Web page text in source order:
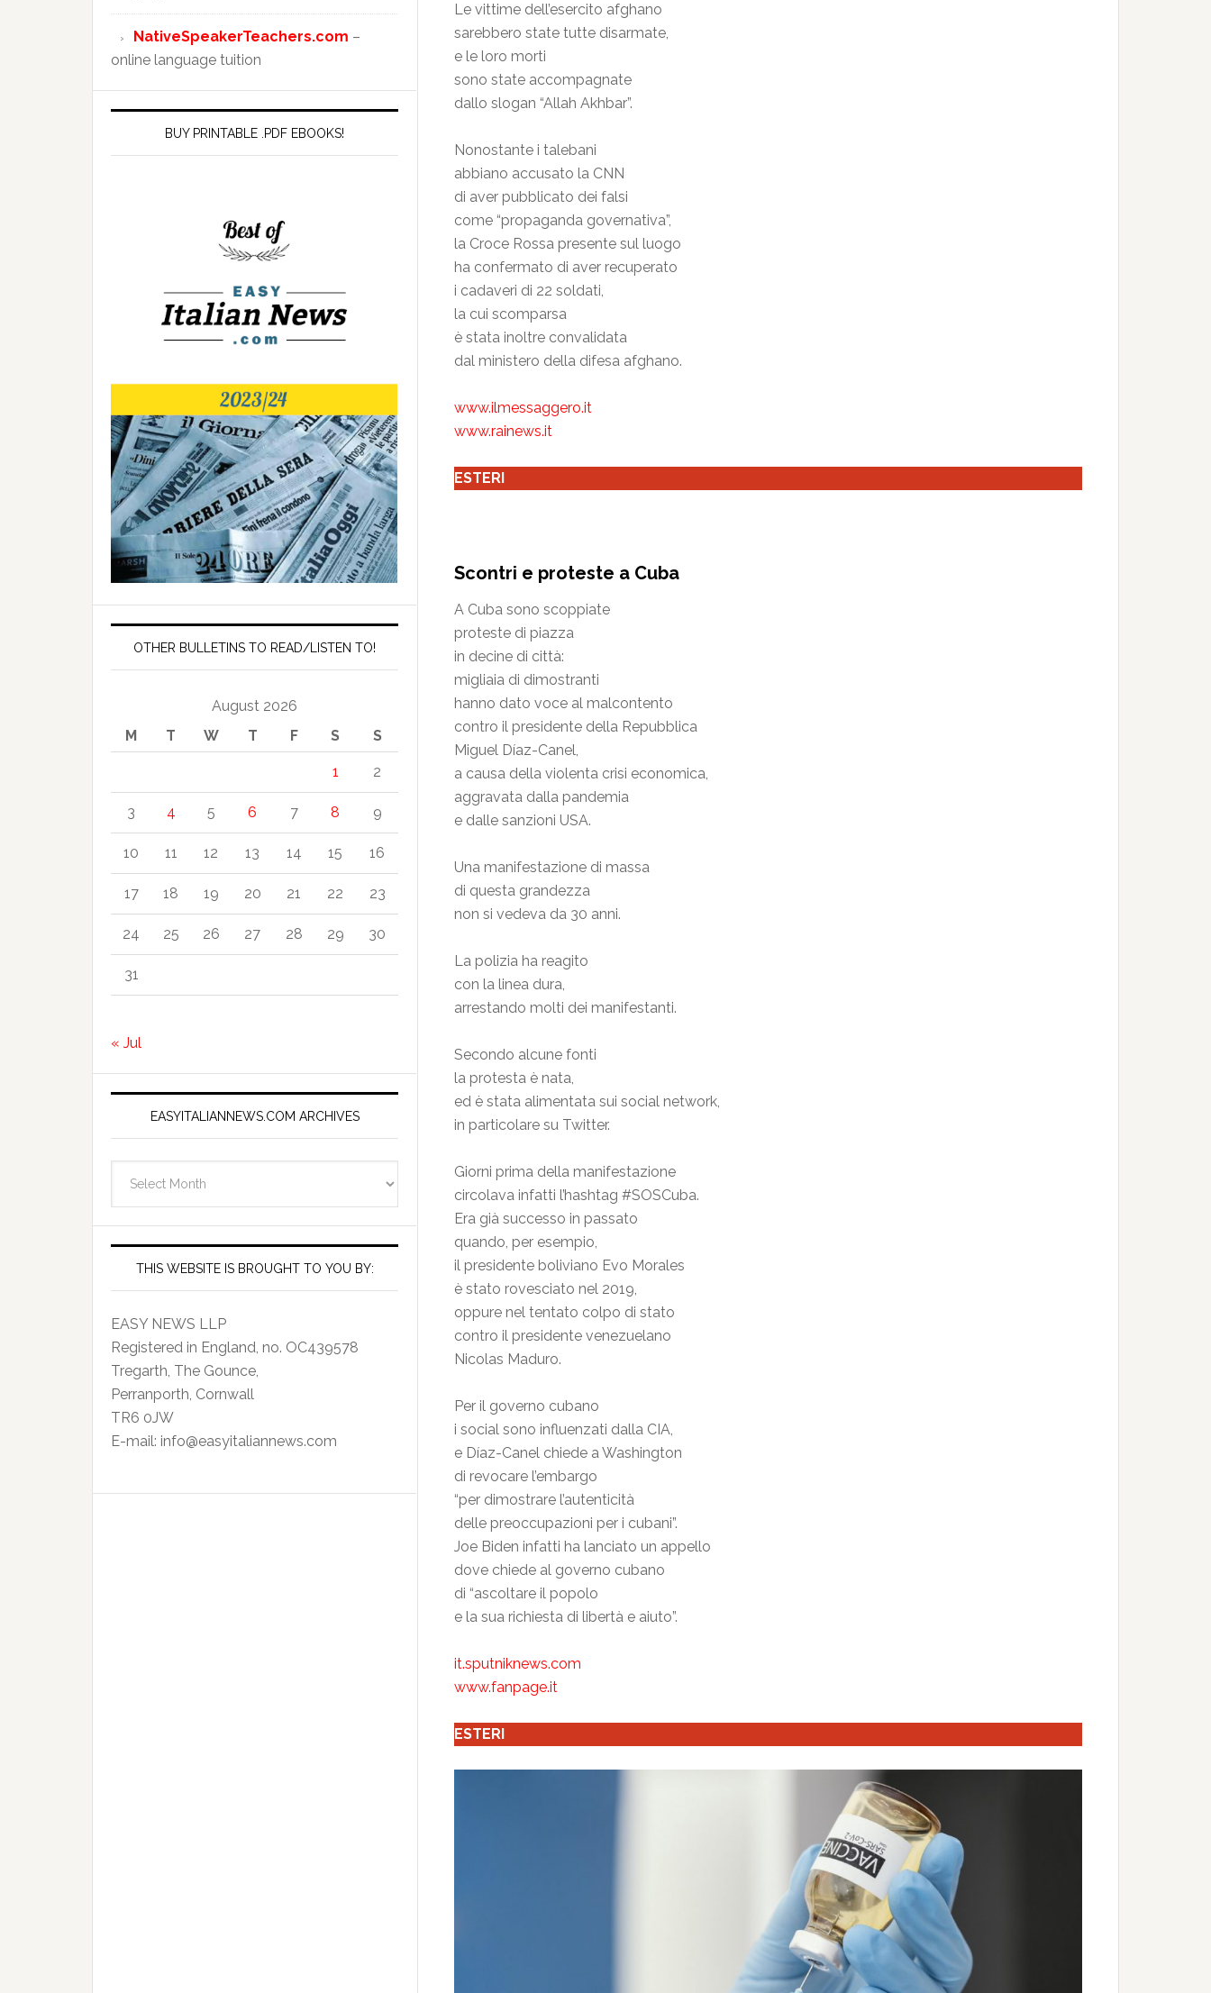
Le vittime dell’esercito afghano
sarebbero state tutte disarmate,
e le loro morti
sono state accompagnate
dallo slogan “Allah Akhbar”.
Nonostante i talebani
abbiano accusato la CNN
di aver pubblicato dei falsi
come “propaganda governativa”,
la Croce Rossa presente sul luogo
ha confermato di aver recuperato
i cadaveri di 22 soldati,
la cui scomparsa
è stata inoltre convalidata
dal ministero della difesa afghano.
www.ilmessaggero.it
www.rainews.it
ESTERI
Scontri e proteste a Cuba
A Cuba sono scoppiate
proteste di piazza
in decine di città:
migliaia di dimostranti
hanno dato voce al malcontento
contro il presidente della Repubblica
Miguel Díaz-Canel,
a causa della violenta crisi economica,
aggravata dalla pandemia
e dalle sanzioni USA.
Una manifestazione di massa
di questa grandezza
non si vedeva da 30 anni.
La polizia ha reagito
con la linea dura,
arrestando molti dei manifestanti.
Secondo alcune fonti
la protesta è nata,
ed è stata alimentata sui social network,
in particolare su Twitter.
Giorni prima della manifestazione
circolava infatti l’hashtag #SOSCuba.
Era già successo in passato
quando, per esempio,
il presidente boliviano Evo Morales
è stato rovesciato nel 2019,
oppure nel tentato colpo di stato
contro il presidente venezuelano
Nicolas Maduro.
Per il governo cubano
i social sono influenzati dalla CIA,
e Díaz-Canel chiede a Washington
di revocare l’embargo
“per dimostrare l’autenticità
delle preoccupazioni per i cubani”.
Joe Biden infatti ha lanciato un appello
dove chiede al governo cubano
di “ascoltare il popolo
e la sua richiesta di libertà e aiuto”.
it.sputniknews.com
www.fanpage.it
ESTERI
NativeSpeakerTeachers.com –
online language tuition
BUY PRINTABLE .PDF EBOOKS!
OTHER BULLETINS TO READ/LISTEN TO!
August 2026
M
T W T F S S
1 2
3 4 5 6 7 8 9
10 11 12 13 14 15 16
17 18 19 20 21 22 23
24 25 26 27 28 29 30
31
« Jul
EASYITALIANNEWS.COM ARCHIVES
Archives
THIS WEBSITE IS BROUGHT TO YOU BY:
EASY NEWS LLP
Registered in England, no. OC439578
Tregarth, The Gounce,
Perranporth, Cornwall
TR6 0JW
E-mail: info@easyitaliannews.com